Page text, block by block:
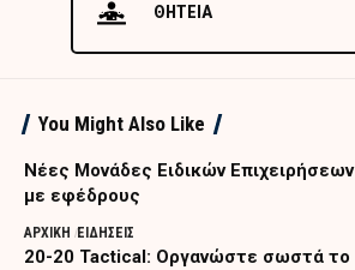
ΘΗΤΕΙΑ
You Might Also Like
Nέες Μονάδες Ειδικών Επιχειρήσεων
με εφέδρους
ΑΡΧΙΚΗ ΕΙΔΗΣΕΙΣ
20-20 Tactical: Οργανώστε σωστά το